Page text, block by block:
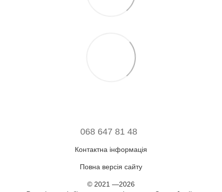
068 647 81 48
Контактна інформація
Повна версія сайту
© 2021 —2026